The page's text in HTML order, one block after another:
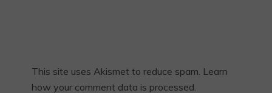
This site uses Akismet to reduce spam. Learn
how your comment data is processed.